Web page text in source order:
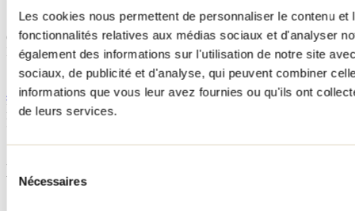
Les cookies nous permettent de personnaliser le contenu
fonctionnalités relatives aux médias sociaux et d'analyser
également des informations sur l'utilisation de notre site
sociaux, de publicité et d'analyse, qui peuvent combiner
informations que vous leur avez fournies ou qu'ils ont
de leurs services.
Sélection
Nécessaires
Saint-Félix-de-Valois
Camping
Les Tipis du Sommet
1560 Rue De La Petite-Forge
Saint-Félix-de-Valois, QC J0K2M0
450 889-8810
No d'enregistrement627527
Besoin d'information?
Menu pied de page